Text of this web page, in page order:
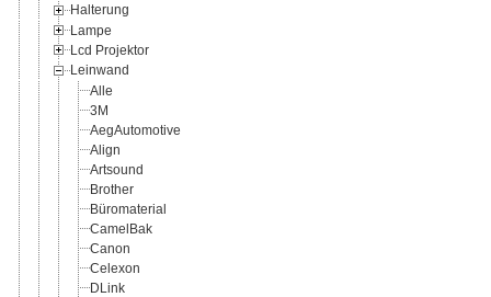
Halterung
Lampe
Lcd Projektor
Leinwand
Alle
3M
AegAutomotive
Align
Artsound
Brother
Büromaterial
CamelBak
Canon
Celexon
DLink